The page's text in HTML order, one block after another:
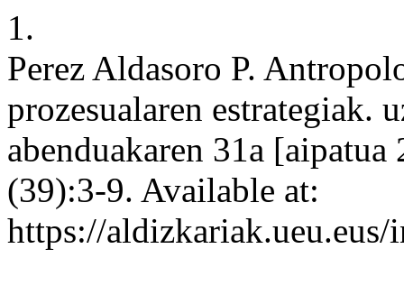
1.
Perez Aldasoro P.
prozesualaren estrategiak.
abenduakaren 31a
(39):3-9. Available at:
https://